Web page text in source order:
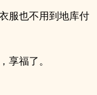
服也不用到地库付
享福了。